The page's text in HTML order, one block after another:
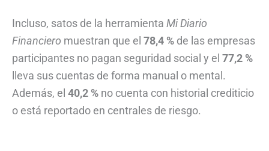
Incluso, satos de la herramienta Mi Diario
Financiero muestran que el 78,4 % de las empresas
participantes no pagan seguridad social y el 77,2 %
lleva sus cuentas de forma manual o mental.
Además, el 40,2 % no cuenta con historial crediticio
o está reportado en centrales de riesgo.